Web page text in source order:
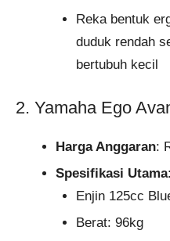
Reka bentuk
duduk rendah
bertubuh kecil
2. Yamaha Ego
Harga Anggaran:
Spesifikasi Utama:
Enjin 125cc
Berat: 96kg